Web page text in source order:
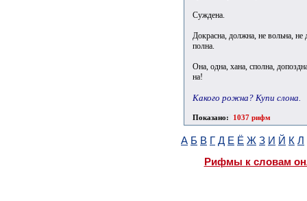
Суждена.
Докрасна, должна, не вольна,
полна.
Она, одна, хана, сполна,
на!
Какого рожна? Купи слона.
Показано: 1037 рифм
А Б В Г Д Е Ё Ж З И Й К Л
Рифмы к словам